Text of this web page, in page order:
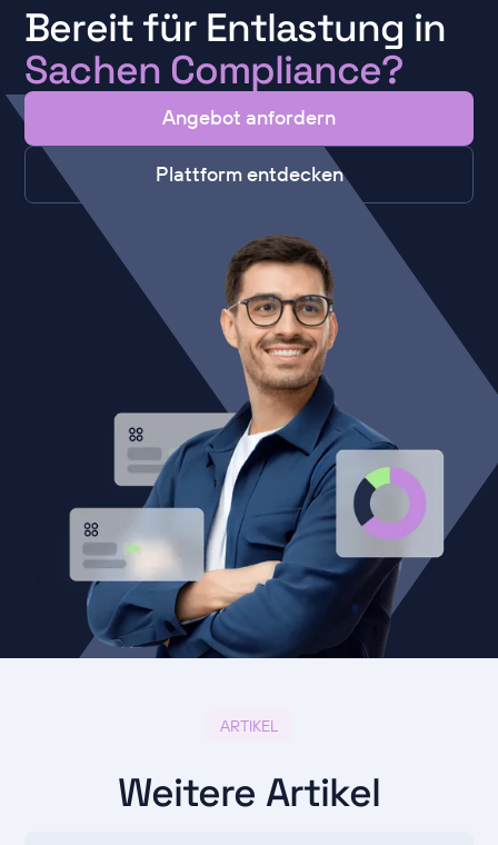
Bereit für Entlastung in
Sachen Compliance?
Angebot anfordern
Plattform entdecken
ARTIKEL
Weitere Artikel